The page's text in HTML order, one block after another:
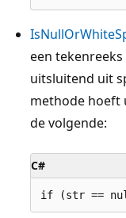
een tekenreeks
uitsluitend uit
methode hoeft
de volgende:
C#